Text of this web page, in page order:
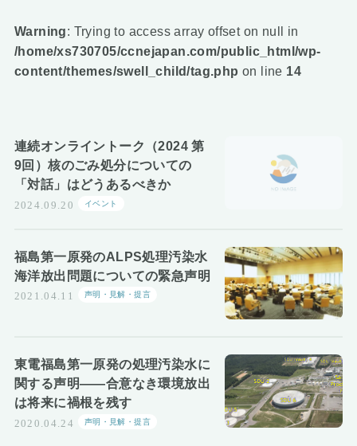
原子力市民委員会について
お知らせ
Warning: Trying to access array offset on null in
/home/xs730705/ccnejapan.com/public_html/wp-
content/themes/swell_child/tag.php on line 14
連続オンライントーク（2024 第
9回）核のごみ処分についての
「対話」はどうあるべきか
2024.09.20 イベント
福島第一原発のALPS処理汚染水
海洋放出問題についての緊急声明
2021.04.11 声明・見解・提言
東電福島第一原発の処理汚染水に
関する声明――合意なき環境放出
は将来に禍根を残す
2020.04.24 声明・見解・提言